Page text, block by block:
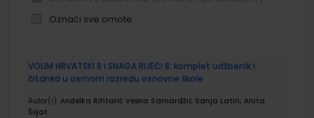
Označi sve omote
proizvodi
VOLIM HRVATSKI 8 i SNAGA RIJEČI 8; komplet udžbenik i
čitanka u osmom razredu osnovne škole
Autor(i): Anđelka Rihtarić Vesna Samardžić Sanja Latin; Anita
Šojat